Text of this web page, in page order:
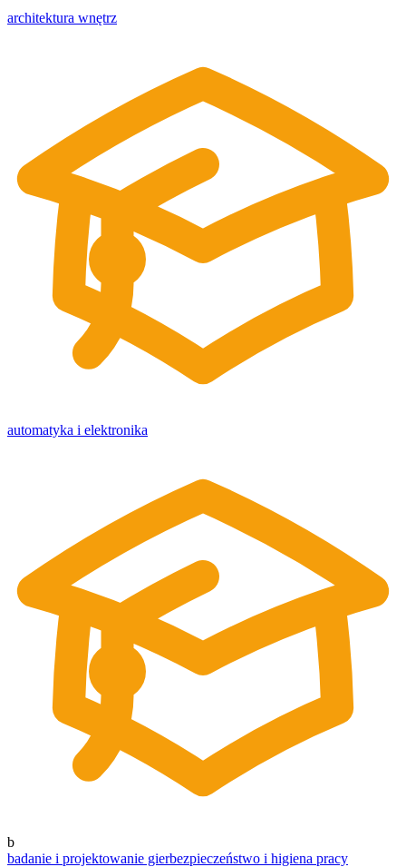
architektura wnętrz
automatyka i elektronika
b
badanie i projektowanie gierbezpieczeństwo i higiena pracy